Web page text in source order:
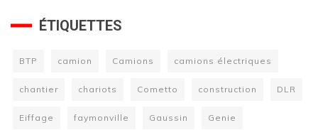
ÉTIQUETTES
BTP camion Camions camions électriques
chantier chariots Cometto construction DLR
Eiffage faymonville Gaussin Genie